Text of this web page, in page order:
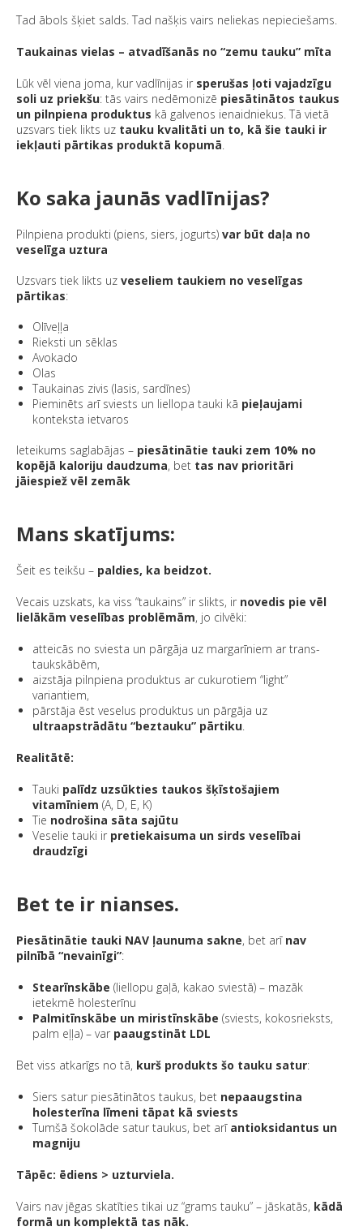
Tad ābols šķiet salds. Tad našķis vairs neliekas nepieciešams.
Taukainas vielas – atvadīšanās no “zemu tauku” mīta
Lūk vēl viena joma, kur vadlīnijas ir sperušas ļoti vajadzīgu
soli uz priekšu: tās vairs nedēmonizē piesātinātos taukus
un pilnpiena produktus kā galvenos ienaidniekus. Tā vietā
uzsvars tiek likts uz tauku kvalitāti un to, kā šie tauki ir
iekļauti pārtikas produktā kopumā.
Ko saka jaunās vadlīnijas?
Pilnpiena produkti (piens, siers, jogurts) var būt daļa no
veselīga uztura
Uzsvars tiek likts uz veseliem taukiem no veselīgas
pārtikas:
Olīveļļa
Rieksti un sēklas
Avokado
Olas
Taukainas zivis (lasis, sardīnes)
Pieminēts arī sviests un liellopa tauki kā pieļaujami
konteksta ietvaros
Ieteikums saglabājas – piesātinātie tauki zem 10% no
kopējā kaloriju daudzuma, bet tas nav prioritāri
jāiespiež vēl zemāk
Mans skatījums:
Šeit es teikšu – paldies, ka beidzot.
Vecais uzskats, ka viss “taukains” ir slikts, ir novedis pie vēl
lielākām veselības problēmām, jo cilvēki:
atteicās no sviesta un pārgāja uz margarīniem ar trans-
taukskābēm,
aizstāja pilnpiena produktus ar cukurotiem “light”
variantiem,
pārstāja ēst veselus produktus un pārgāja uz
ultraapstrādātu “beztauku” pārtiku.
Realitātē:
Tauki palīdz uzsūkties taukos šķīstošajiem
vitamīniem (A, D, E, K)
Tie nodrošina sāta sajūtu
Veselie tauki ir pretiekaisuma un sirds veselībai
draudzīgi
Bet te ir nianses.
Piesātinātie tauki NAV ļaunuma sakne, bet arī nav
pilnībā “nevainīgi”:
Stearīnskābe (liellopu gaļā, kakao sviestā) – mazāk
ietekmē holesterīnu
Palmitīnskābe un miristīnskābe (sviests, kokosrieksts,
palm eļļa) – var paaugstināt LDL
Bet viss atkarīgs no tā, kurš produkts šo tauku satur:
Siers satur piesātinātos taukus, bet nepaaugstina
holesterīna līmeni tāpat kā sviests
Tumšā šokolāde satur taukus, bet arī antioksidantus un
magniju
Tāpēc: ēdiens > uzturviela.
Vairs nav jēgas skatīties tikai uz “grams tauku” – jāskatās, kādā
formā un komplektā tas nāk.